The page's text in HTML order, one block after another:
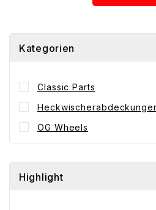
Kategorien
Classic Parts
OG Wheels
Highlight